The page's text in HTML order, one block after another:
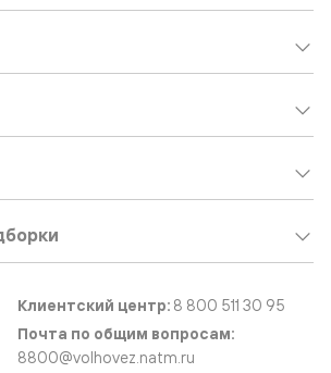
Клиентский центр: 8 800 511 30 95
Почта по общим вопросам:
8800@volhovez.natm.ru